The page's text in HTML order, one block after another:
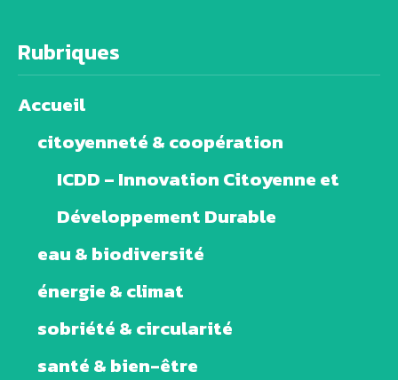
Rubriques
Accueil
citoyenneté & coopération
ICDD – Innovation Citoyenne et
Développement Durable
eau & biodiversité
énergie & climat
sobriété & circularité
santé & bien-être